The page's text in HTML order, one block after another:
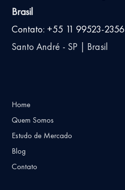
Brasil
Contato: +55 11 99523-2356
Santo André - SP | Brasil
Home
Quem Somos
Estudo de Mercado
Blog
Contato